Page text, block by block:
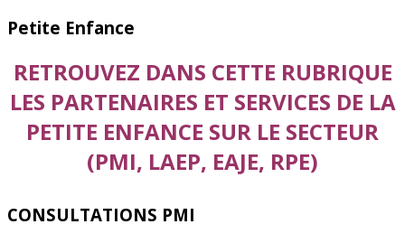
Petite Enfance
RETROUVEZ DANS CETTE RUBRIQUE
LES PARTENAIRES ET SERVICES DE LA
PETITE ENFANCE SUR LE SECTEUR
(PMI, LAEP, EAJE, RPE)
CONSULTATIONS PMI